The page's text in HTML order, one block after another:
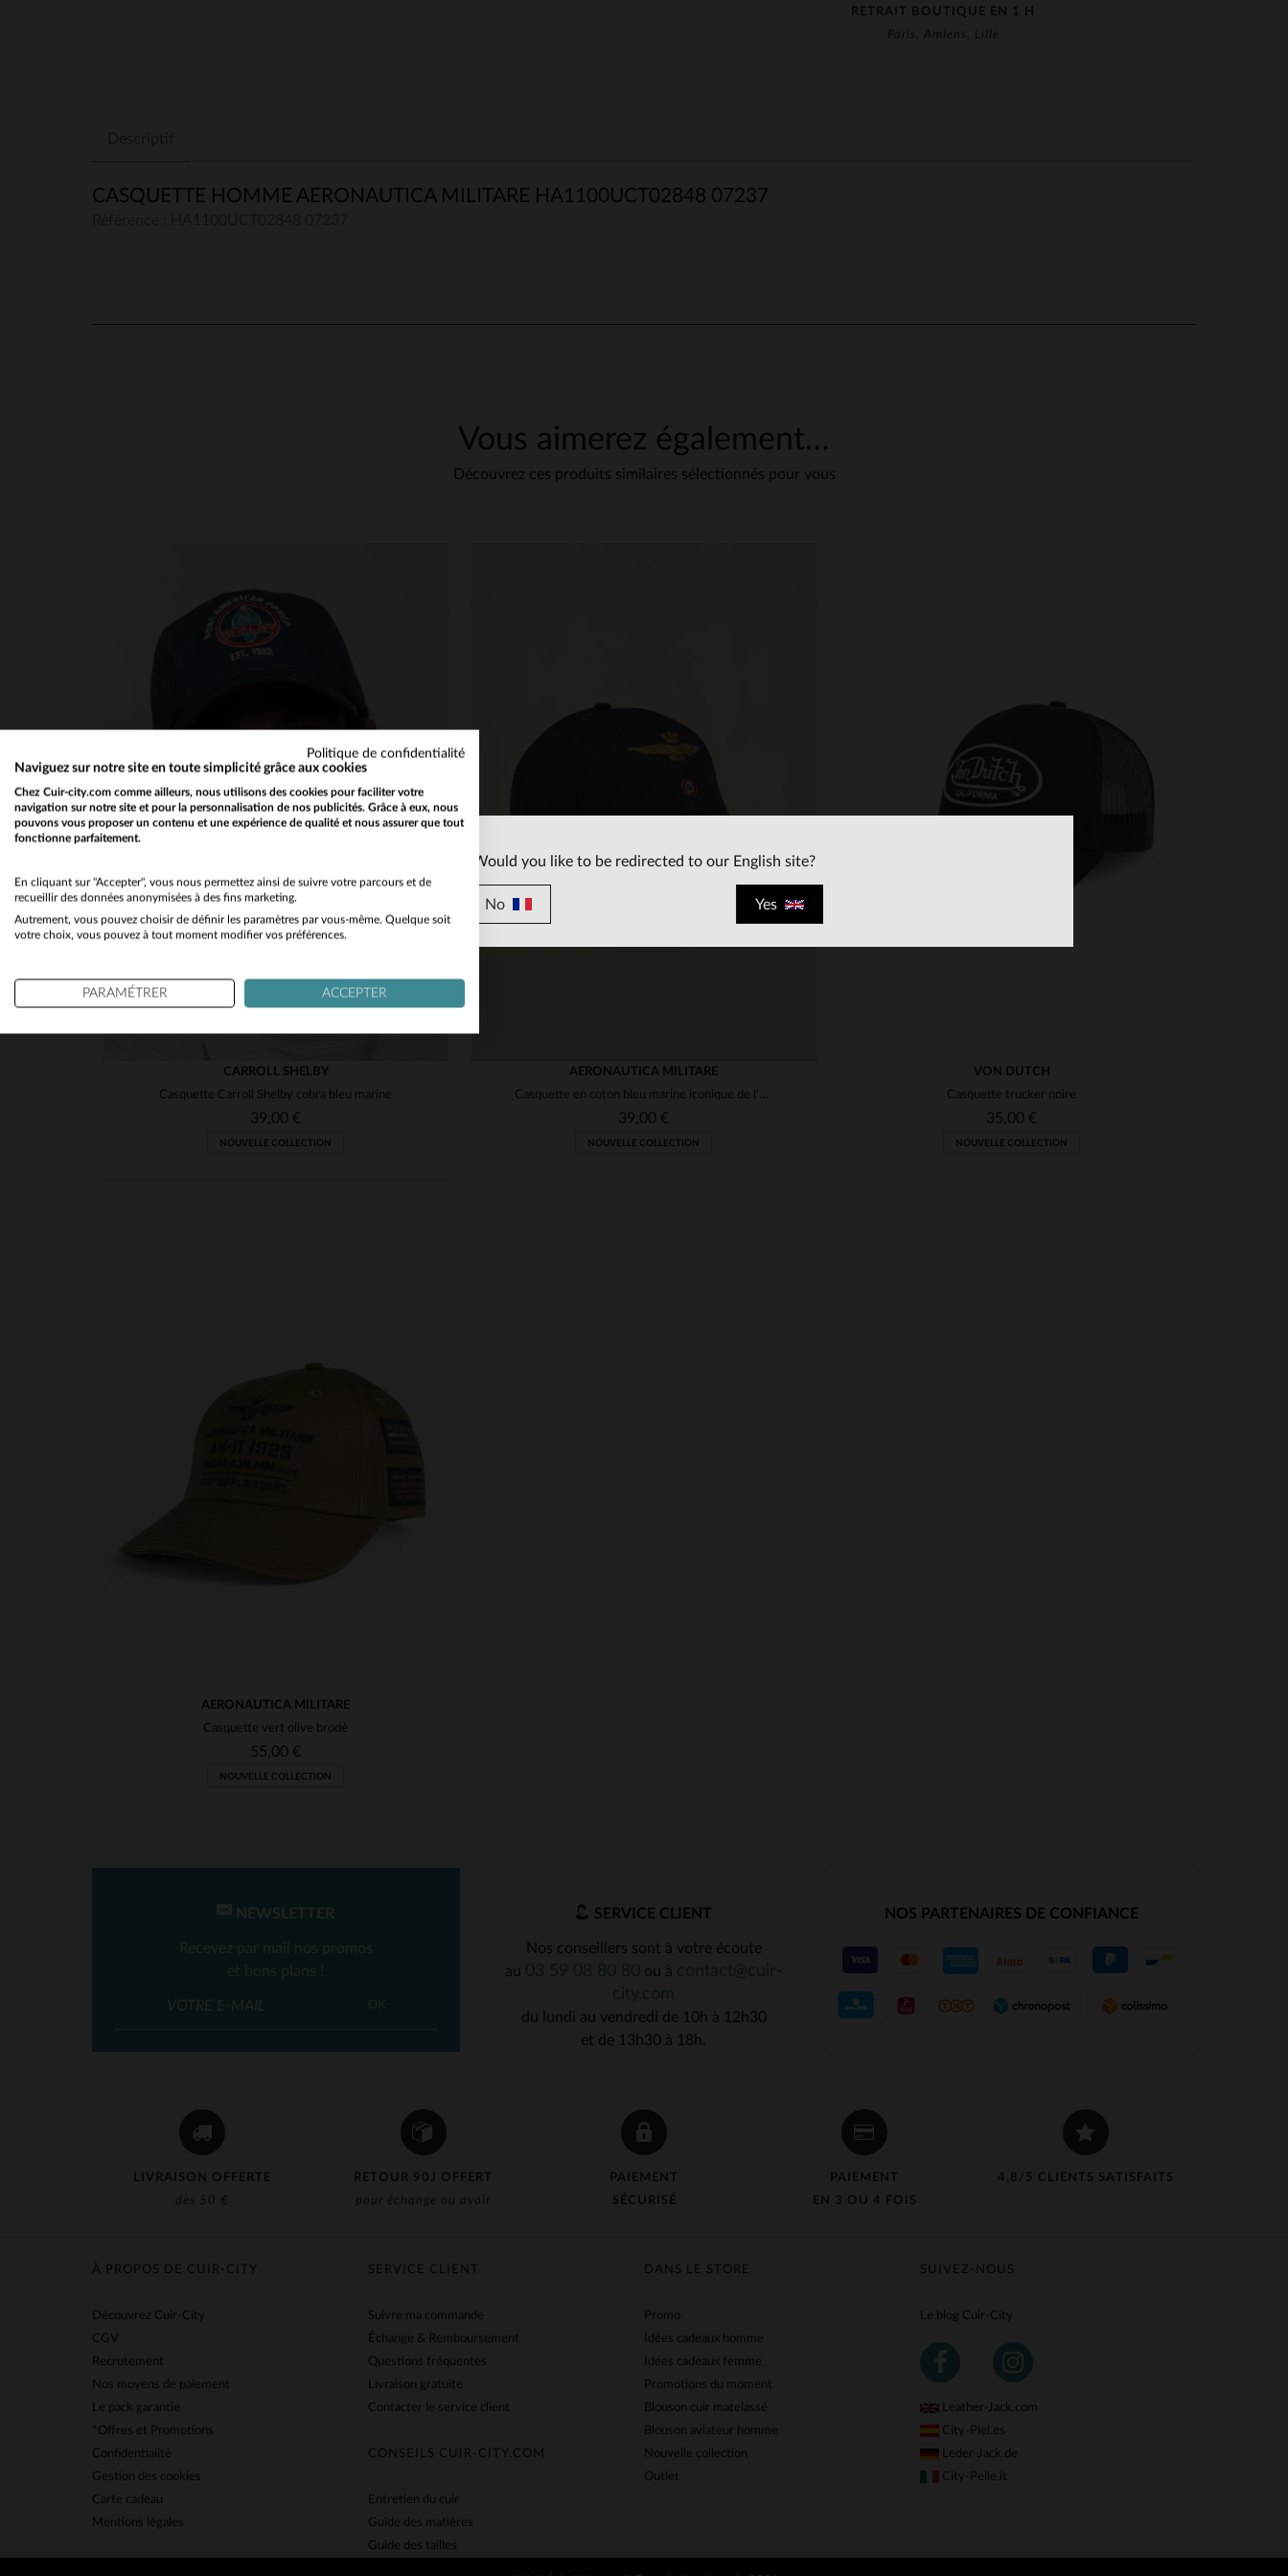
RETRAIT BOUTIQUE EN 1 H
Paris, Amiens, Lille
Descriptif
CASQUETTE HOMME AERONAUTICA MILITARE HA1100UCT02848 07237
Vous aimerez également…
Découvrez ces produits similaires sélectionnés pour vous
CARROLL SHELBY
Casquette Carroll Shelby cobra bleu marine
39,00 €
NOUVELLE COLLECTION
AERONAUTICA MILITARE
Casquette en coton bleu marine iconique de l'armée de l'air italienne
39,00 €
NOUVELLE COLLECTION
VON DUTCH
Casquette trucker noire
35,00 €
NOUVELLE COLLECTION
AERONAUTICA MILITARE
Casquette vert olive brodé
55,00 €
NOUVELLE COLLECTION
LIVRAISON OFFERTE
dès 50 €
RETOUR 90J OFFERT
pour échange ou avoir
PAIEMENT
SÉCURISÉ
PAIEMENT
EN 3 OU 4 FOIS
4,8/5 CLIENTS SATISFAITS
NEWSLETTER
Recevez par mail nos promos
et bons plans !
OK
SERVICE CLIENT
Nos conseillers sont à votre écoute
au
ou à
du lundi au vendredi de 10h à 12h30
et de 13h30 à 18h.
NOS PARTENAIRES DE CONFIANCE
SUIVEZ-NOUS
Le blog Cuir-City
Leather-Jack.com
City-Piel.es
Leder-Jack.de
City-Pelle.it
SERVICE CLIENT
Suivre ma commande
Échange & Remboursement
Questions fréquentes
Livraison gratuite
Contacter le service client
CONSEILS CUIR-CITY.COM
Entretien du cuir
Guide des matières
Guide des tailles
DANS LE STORE
Promo
Idées cadeaux homme
Idées cadeaux femme
Promotions du moment
Blouson cuir matelassé
Blouson aviateur homme
Nouvelle collection
Outlet
À PROPOS DE CUIR-CITY
Découvrez Cuir-City
CGV
Recrutement
Nos moyens de paiement
Le pack garantie
*Offres et Promotions
Confidentialité
Gestion des cookies
Carte cadeau
Mentions légales
Would you like to be redirected to our English site?
No Yes
Politique de confidentialité
Naviguez sur notre site en toute simplicité grâce aux cookies
Chez Cuir-city.com comme ailleurs, nous utilisons des cookies pour faciliter votre
navigation sur notre site et pour la personnalisation de nos publicités. Grâce à eux, nous
pouvons vous proposer un contenu et une expérience de qualité et nous assurer que tout
fonctionne parfaitement.
En cliquant sur "Accepter", vous nous permettez ainsi de suivre votre parcours et de
recueillir des données anonymisées à des fins marketing.
Autrement, vous pouvez choisir de définir les paramètres par vous-même. Quelque soit
votre choix, vous pouvez à tout moment modifier vos préférences.
PARAMÉTRER ACCEPTER